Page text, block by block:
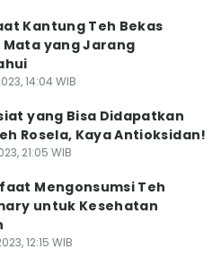
Kantung Teh Bekas
yang Jarang
14:04 WIB
yang Bisa Didapatkan
Rosela, Kaya Antioksidan!
21:05 WIB
Mengonsumsi Teh
untuk Kesehatan
12:15 WIB